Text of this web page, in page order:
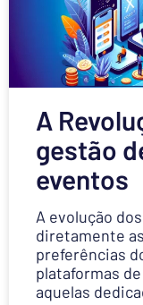
A
gestão
eventos
A evolução
diretamente
preferências
plataformas
aquelas